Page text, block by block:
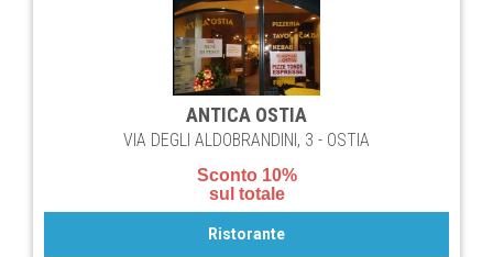
ANTICA OSTIA
VIA DEGLI ALDOBRANDINI, 3 - OSTIA
Sconto 10%
sul totale
Ristorante